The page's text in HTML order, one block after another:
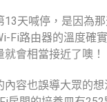
13天喊停，是因為
Fi路由器的溫度確
會相當接近了噢！
內容也誤導大眾的